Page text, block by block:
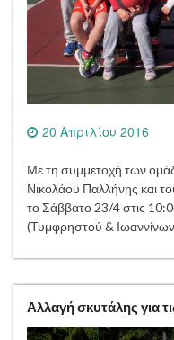
20 Απριλίου 2016
Με τη συμμετοχή των
Νικολάου Παλλήνης και
το Σάββατο 23/4 στις
(Τυμφρηστού &
Αλλαγή σκυτάλης για